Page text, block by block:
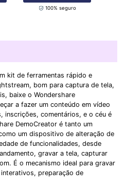
100% seguro
kit de ferramentas rápido e
bom para captura de tela,
baixe o Wondershare
a fazer um conteúdo em vídeo
inscrições, comentários, e o céu é
DemoCreator é tanto um
um dispositivo de alteração de
de funcionalidades, desde
gravar a tela, capturar
É o mecanismo ideal para gravar
preparação de